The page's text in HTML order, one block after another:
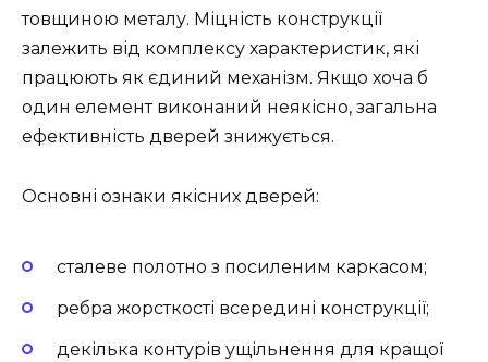
товщиною металу. Міцність конструкції
залежить від комплексу характеристик, які
працюють як єдиний механізм. Якщо хоча б
один елемент виконаний неякісно, загальна
ефективність дверей знижується.
Основні ознаки якісних дверей:
сталеве полотно з посиленим каркасом;
ребра жорсткості всередині конструкції;
декілька контурів ущільнення для кращої